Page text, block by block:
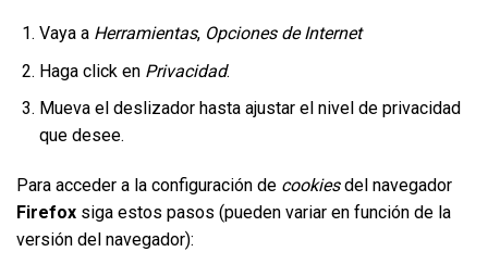
Vaya a Herramientas, Opciones de Internet
Haga click en Privacidad.
Mueva el deslizador hasta ajustar el nivel de privacidad
que desee.
Para acceder a la configuración de cookiesdel navegador
Firefox siga estos pasos (pueden variar en función de la
versión del navegador):